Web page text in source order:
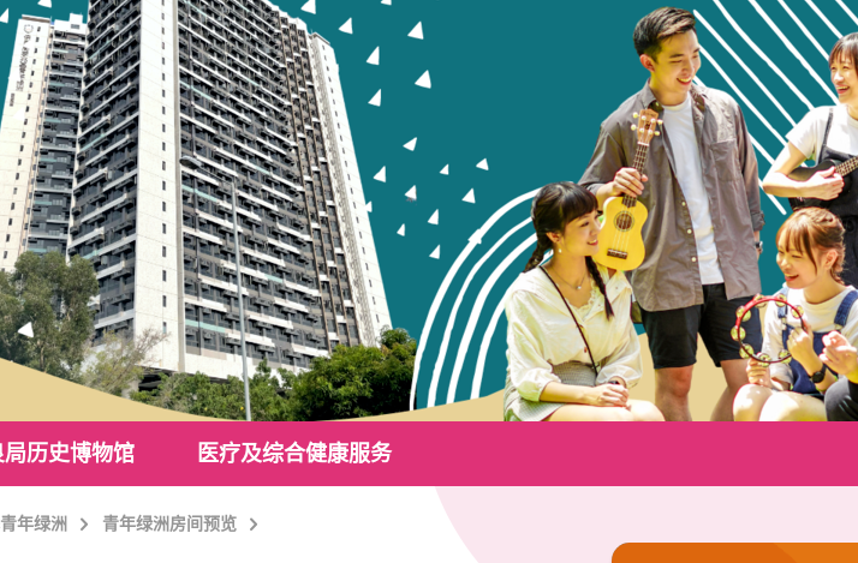
局历史博物馆 医疗及综合健康服务
年绿洲 青年绿洲房间预览